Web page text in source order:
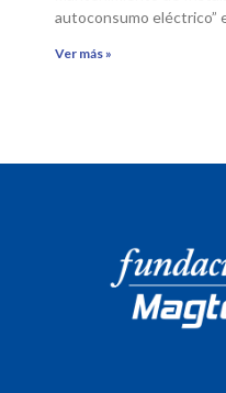
autoconsumo eléctrico”
Ver más »